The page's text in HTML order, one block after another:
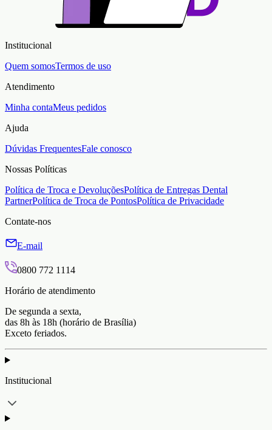
Institucional
Quem somosTermos de uso
Atendimento
Minha contaMeus pedidos
Ajuda
Dúvidas FrequentesFale conosco
Nossas Políticas
Política de Troca e DevoluçõesPolítica de Entregas Dental
PartnerPolítica de Troca de PontosPolítica de Privacidade
Contate-nos
E-mail
0800 772 1114
Horário de atendimento
De segunda a sexta,
das 8h às 18h (horário de Brasília)
Exceto feriados.
Institucional